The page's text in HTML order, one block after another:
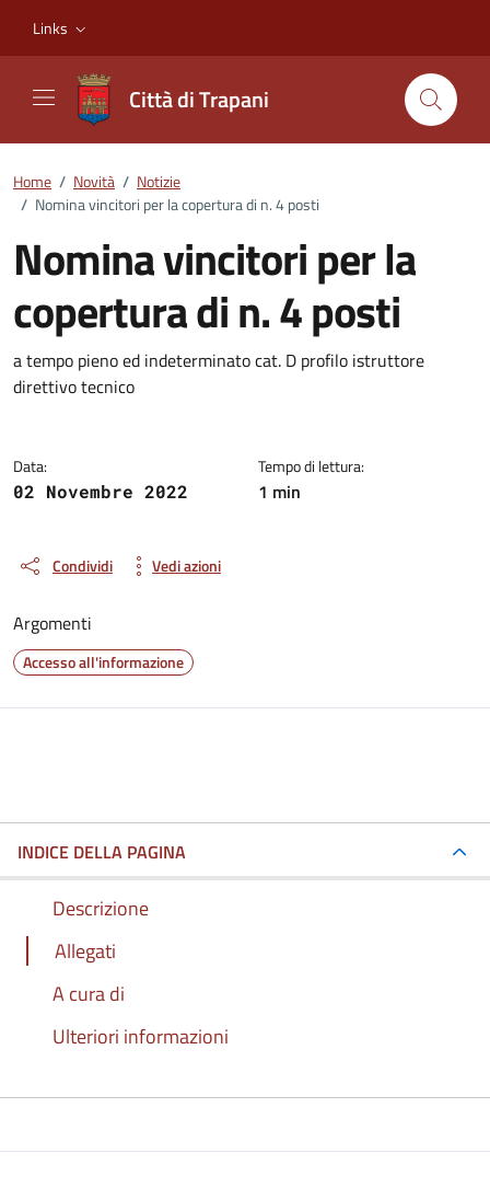
Links
Città di Trapani
Home / Novità / Notizie
/ Nomina vincitori per la copertura di n. 4 posti
Nomina vincitori per la
copertura di n. 4 posti
Dettagli della notizia
a tempo pieno ed indeterminato cat. D profilo istruttore
direttivo tecnico
Data:
02 Novembre 2022
Tempo di lettura:
1 min
Condividi Vedi azioni
Argomenti
Accesso all'informazione
INDICE DELLA PAGINA
Descrizione
Allegati
A cura di
Ulteriori informazioni